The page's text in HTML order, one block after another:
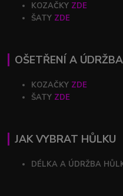
KOZAČKY ZDE
ŠATY ZDE
OŠETŘENÍ A ÚDRŽBA
KOZAČKY ZDE
ŠATY ZDE
JAK VYBRAT HŮLKU
DÉLKA A ÚDRŽBA